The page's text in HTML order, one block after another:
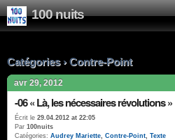
100 nuits
Catégories › Contre-Point
avr 29, 2012
-06 « Là, les nécessaires révolutions »
Écrit le 29.04.2012 at 22:05
Par 100nuits
Catégories: Audrey Mariette, Contre-Point, Texte